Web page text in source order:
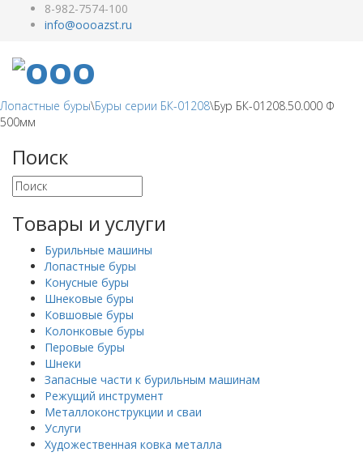
8-982-7574-100
Лопастные буры\Буры серии БК-01208\Бур БК-01208.50.000 Ф
500мм
Поиск
Товары и услуги
Бурильные машины
Лопастные буры
Конусные буры
Шнековые буры
Ковшовые буры
Колонковые буры
Перовые буры
Шнеки
Запасные части к бурильным машинам
Режущий инструмент
Металлоконструкции и сваи
Услуги
Художественная ковка металла